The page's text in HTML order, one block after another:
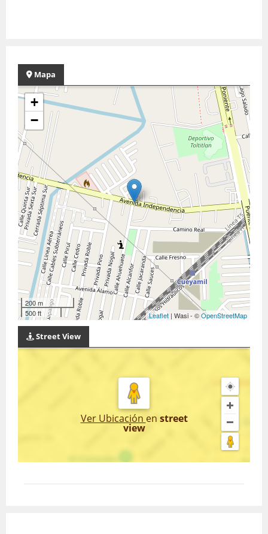
Mapa
+
−
200 m
500 ft
Leaflet | Wasi - ©OpenStreetMap
Street View
Ver Ubicación en street
view